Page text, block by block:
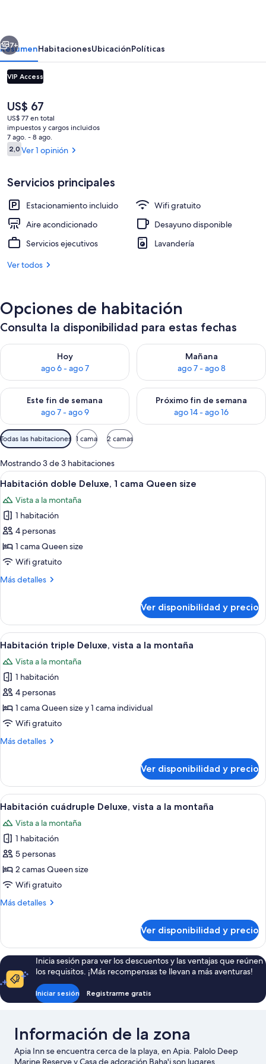
Siguiente
7+
ResumenHabitacionesUbicaciónPolíticas
VIP Access
El
precio
actual
es
de
US$ 67
US$ 67
US$ 77 en total
impuestos y cargos incluidos
7 ago. - 8 ago.
Opiniones
2,02,0 de 10
Ver 1 opinión
Servicios principales
Estacionamiento incluido
Wifi gratuito
Aire acondicionado
Desayuno disponible
Servicios ejecutivos
Lavandería
Ver todos
Opciones de habitación
Consulta la disponibilidad para estas fechas
Hoy
ago 6 - ago 7
Consulta la disponibilidad para hoy ago 6 - ago 7
Mañana
ago 7 - ago 8
Consulta la disponibilidad
Este fin de semana
ago 7 - ago 9
Consulta la disponibilidad para este fin de semana ago 7 -
Próximo fin de semana
ago 14 - ago 16
Consulta la disponibilidad
Filtros
disponibles
para
las
habitaciones
Todas las habitaciones 1 cama 2 camas
Mostrando 3 de 3 habitaciones
Ver
todas
las
fotos
de
Habitación
doble
1
size
Un dormitorio con una cama, un
1
Habitación doble Deluxe, 1 cama Queen size
Vista a la montaña
1 habitación
4 personas
1 cama Queen size
Wifi gratuito
Más detalles
Más
doble
Deluxe,
1
Queen
size
Ver disponibilidad y precio
Ver
todas
las
fotos
de
Habitación
triple
vista
montaña
Un dormitorio con cama, escritorio,
1
Habitación triple Deluxe, vista a la montaña
Vista a la montaña
1 habitación
4 personas
1 cama Queen size y 1 cama individual
Wifi gratuito
Más detalles
Más
triple
Deluxe,
vista
la
montaña
Ver disponibilidad y precio
Ver
todas
las
fotos
de
Habitación
cuádruple
vista
montaña
Habitación de hotel con dos camas,
4
Habitación cuádruple Deluxe, vista a la montaña
Vista a la montaña
1 habitación
5 personas
2 camas Queen size
Wifi gratuito
Más detalles
Más
cuádruple
Deluxe,
vista
la
montaña
Ver disponibilidad y precio
Inicia sesión para ver los descuentos y las ventajas que reúnen
los requisitos. ¡Más recompensas te llevan a más aventuras!
Iniciar sesión Registrarme gratis
Información de la zona
Apia Inn se encuentra cerca de la playa, en Apia. Palolo Deep
Marine Reserve y Casa de adoración Baha'i son lugares